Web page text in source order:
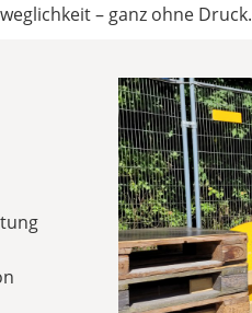
– ganz ohne Druck.